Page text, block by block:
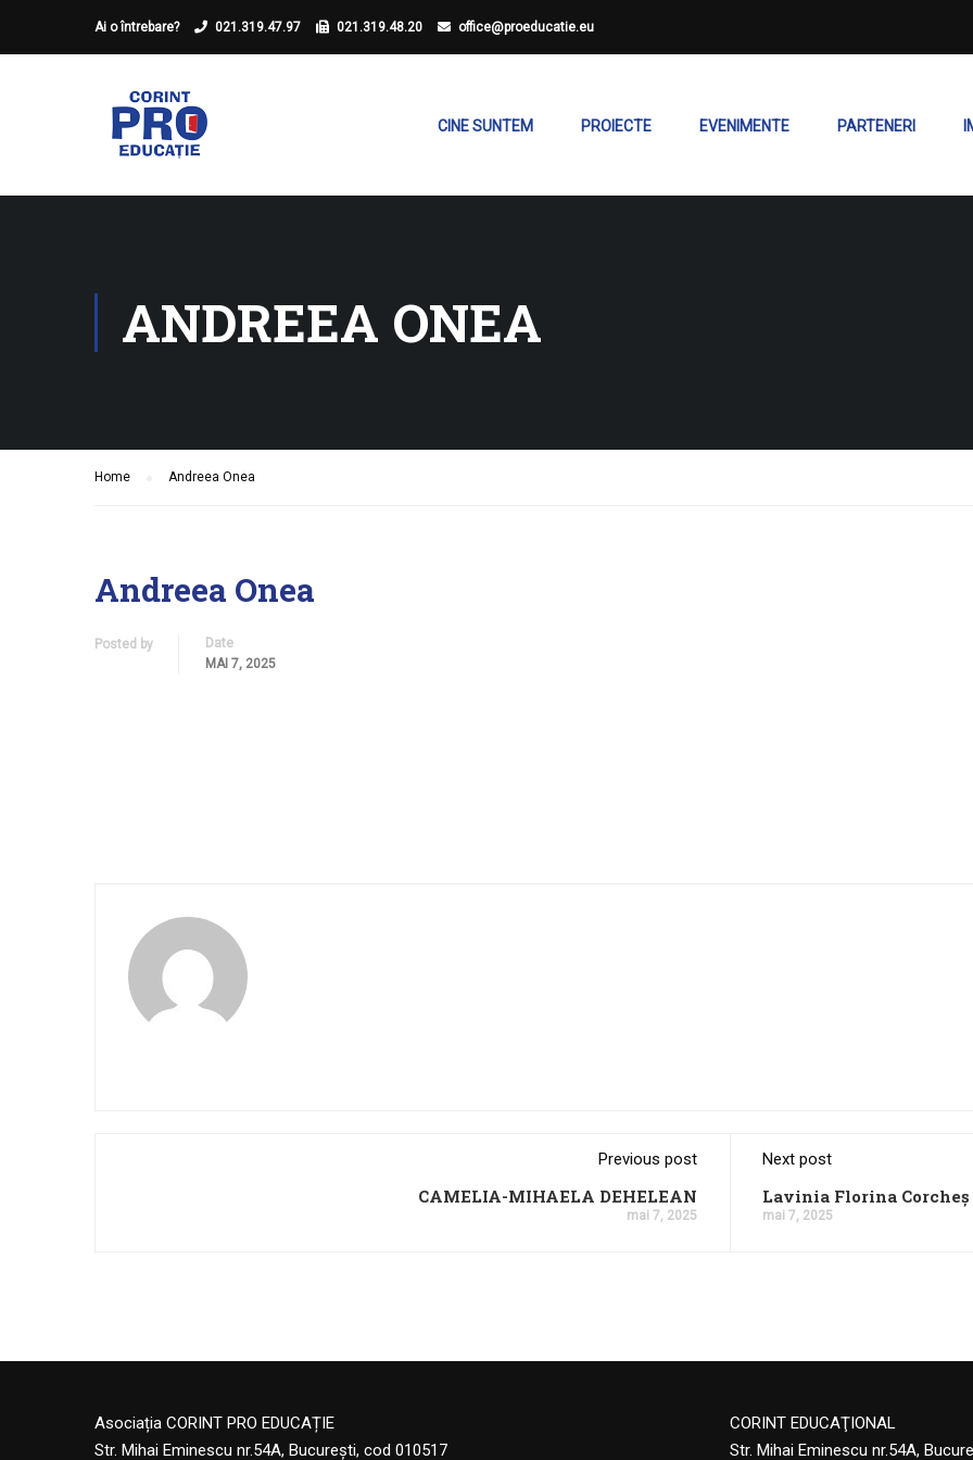
Ai o întrebare? 021.319.47.97 021.319.48.20 office@proeducatie.eu
CINE SUNTEM PROIECTE EVENIMENTE PARTENERI
ANDREEA ONEA
Home Andreea Onea
Andreea Onea
Posted by
Date
MAI 7, 2025
Previous post
CAMELIA-MIHAELA DEHELEAN
mai 7, 2025
Next post
Lavinia Florina Corcheș
mai 7, 2025
Asociația CORINT PRO EDUCAȚIE
Str. Mihai Eminescu nr.54A, București, cod 010517
CORINT EDUCAŢIONAL
Str. Mihai Eminescu nr.54A,